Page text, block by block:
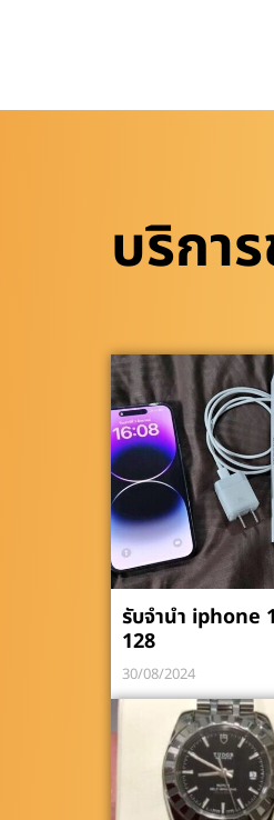
บริกา
รับจำนำ iphone
128
30/08/2024